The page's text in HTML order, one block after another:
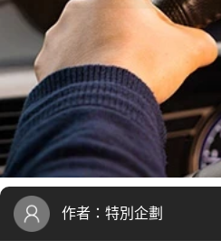
作者： 特別企劃